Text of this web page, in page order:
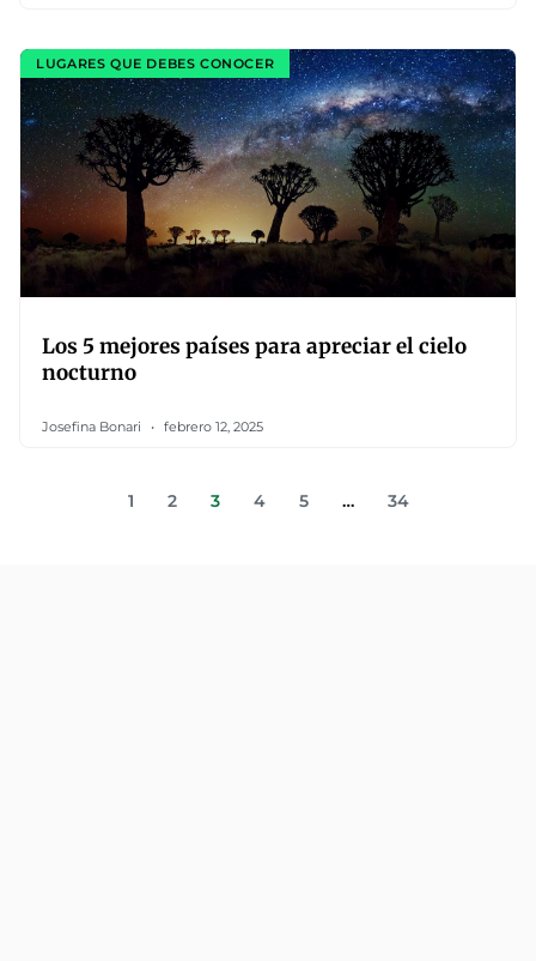
LUGARES QUE DEBES CONOCER
Los 5 mejores países para apreciar el cielo
nocturno
Josefina Bonari febrero 12, 2025
1 2 3 4 5 … 34